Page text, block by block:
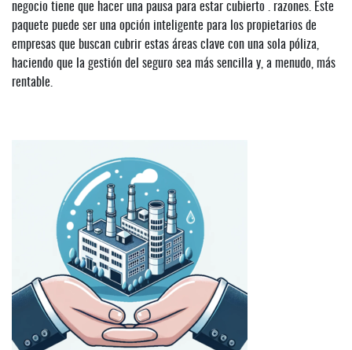
negocio tiene que hacer una pausa para estar cubierto . razones. Este
paquete puede ser una opción inteligente para los propietarios de
empresas que buscan cubrir estas áreas clave con una sola póliza,
haciendo que la gestión del seguro sea más sencilla y, a menudo, más
rentable.